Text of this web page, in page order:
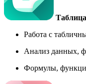
Таблица
Работа с
Анализ данных,
Формулы,